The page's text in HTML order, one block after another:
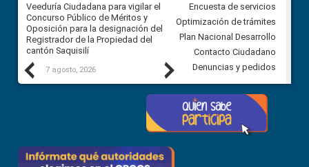
Previous
Veeduría Ciudadana para vigilar el
Concurso Público de Méritos y
Oposición para la designación del
Registrador de la Propiedad del
cantón Saquisilí
7 agosto, 2026
Veeduría Ciudadana para
construcción del asfaltado de
diferentes barrios del sector
Ballenita del cantón Santa
7 agosto, 2026
Next
Encuesta de servicios
Optimización de trámites
Plan Nacional Desarrollo
Contacto Ciudadano
Denuncias y pedidos